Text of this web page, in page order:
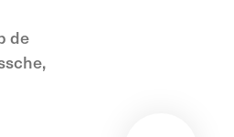
de